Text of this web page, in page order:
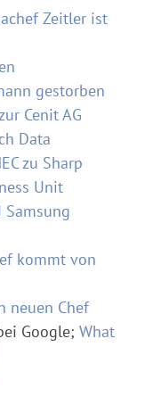
Zeitler ist
gestorben
Cenit AG
Data
zu Sharp
Unit
Samsung
kommt von
neuen Chef
Google; What